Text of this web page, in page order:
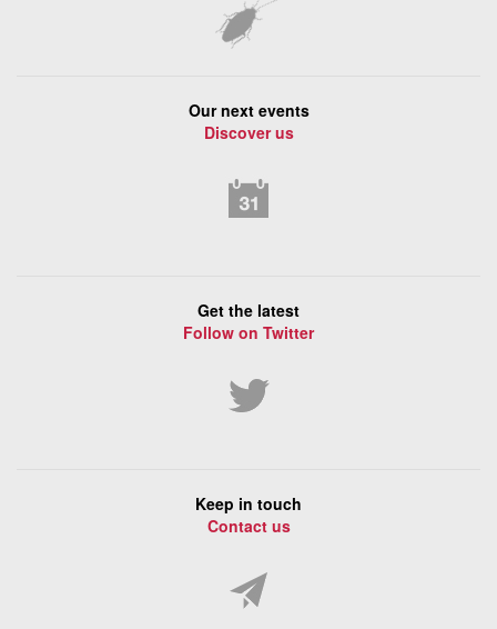
Our next events
Discover us
Get the latest
Follow on Twitter
Keep in touch
Contact us